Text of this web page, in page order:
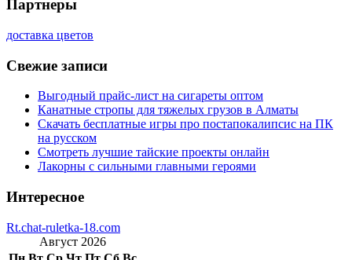
Партнеры
доставка цветов
Свежие записи
Выгодный прайс-лист на сигареты оптом
Канатные стропы для тяжелых грузов в Алматы
Скачать бесплатные игры про постапокалипсис на ПК
на русском
Смотреть лучшие тайские проекты онлайн
Лакорны с сильными главными героями
Интересное
Rt.chat-ruletka-18.com
Август 2026